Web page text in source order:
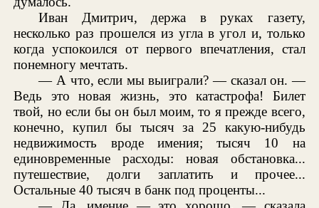
Иван Дмитрич, держа в руках газету,
несколько раз прошелся из угла в угол и, только
когда успокоился от первого впечатления, стал
понемногу мечтать.
— А что, если мы выиграли? — сказал он. —
Ведь это новая жизнь, это катастрофа! Билет
твой, но если бы он был моим, то я прежде всего,
конечно, купил бы тысяч за 25 какую-нибудь
недвижимость вроде имения; тысяч 10 на
единовременные расходы: новая обстановка...
путешествие, долги заплатить и прочее...
Остальные 40 тысяч в банк под проценты...